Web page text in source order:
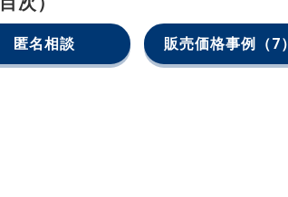
匿名相談 販売価格事例 （7）